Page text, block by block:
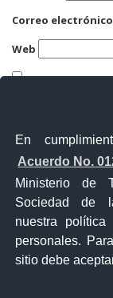
En
Acuerdo No.
Ministerio de
Sociedad de
nuestra
personales.
sitio debe
Correo electrónico
Web
Guarda mi